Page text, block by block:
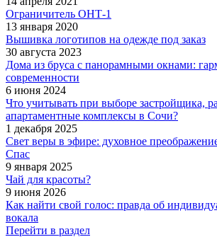
Ограничитель ОНТ-1
13 января 2020
Вышивка логотипов на одежде под заказ
30 августа 2023
Дома из бруса с панорамными окнами:
современности
6 июня 2024
Что учитывать при выборе застройщика,
апартаментные комплексы в Сочи?
1 декабря 2025
Свет веры в эфире: духовное
Спас
9 января 2025
Чай для красоты?
9 июня 2026
Как найти свой голос: правда об
вокала
Перейти в раздел